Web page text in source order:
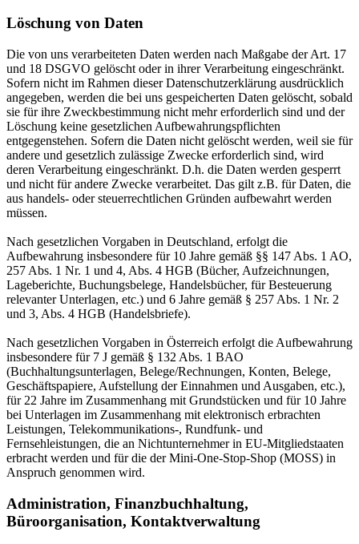
Löschung von Daten
Die von uns verarbeiteten Daten werden nach Maßgabe der Art. 17
und 18 DSGVO gelöscht oder in ihrer Verarbeitung eingeschränkt.
Sofern nicht im Rahmen dieser Datenschutzerklärung ausdrücklich
angegeben, werden die bei uns gespeicherten Daten gelöscht, sobald
sie für ihre Zweckbestimmung nicht mehr erforderlich sind und der
Löschung keine gesetzlichen Aufbewahrungspflichten
entgegenstehen. Sofern die Daten nicht gelöscht werden, weil sie für
andere und gesetzlich zulässige Zwecke erforderlich sind, wird
deren Verarbeitung eingeschränkt. D.h. die Daten werden gesperrt
und nicht für andere Zwecke verarbeitet. Das gilt z.B. für Daten, die
aus handels- oder steuerrechtlichen Gründen aufbewahrt werden
müssen.
Nach gesetzlichen Vorgaben in Deutschland, erfolgt die
Aufbewahrung insbesondere für 10 Jahre gemäß §§ 147 Abs. 1 AO,
257 Abs. 1 Nr. 1 und 4, Abs. 4 HGB (Bücher, Aufzeichnungen,
Lageberichte, Buchungsbelege, Handelsbücher, für Besteuerung
relevanter Unterlagen, etc.) und 6 Jahre gemäß § 257 Abs. 1 Nr. 2
und 3, Abs. 4 HGB (Handelsbriefe).
Nach gesetzlichen Vorgaben in Österreich erfolgt die Aufbewahrung
insbesondere für 7 J gemäß § 132 Abs. 1 BAO
(Buchhaltungsunterlagen, Belege/Rechnungen, Konten, Belege,
Geschäftspapiere, Aufstellung der Einnahmen und Ausgaben, etc.),
für 22 Jahre im Zusammenhang mit Grundstücken und für 10 Jahre
bei Unterlagen im Zusammenhang mit elektronisch erbrachten
Leistungen, Telekommunikations-, Rundfunk- und
Fernsehleistungen, die an Nichtunternehmer in EU-Mitgliedstaaten
erbracht werden und für die der Mini-One-Stop-Shop (MOSS) in
Anspruch genommen wird.
Administration, Finanzbuchhaltung,
Büroorganisation, Kontaktverwaltung